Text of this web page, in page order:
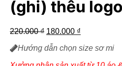
(ghi) thêu logo
220.000₫ Giá
là:
180.000 ₫
tại
Hướng dẫn chọn size sơ mi